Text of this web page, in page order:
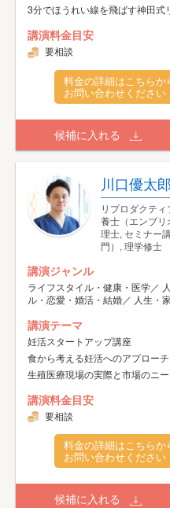
3分でほうれい線を飛ばす神田式
講演料金目安
要相談
料金の詳細はこちらか
お問い合わせください
候補に入れる
川口優太郎
リプロダクテ
養士（エンブ
理士, セミナー
門）, 理学修士
講演ジャンル
ライフスタイル・健康・医学／
ル・恋愛・婚活・結婚／ 人生・
講演テーマ
妊活スタートアップ講座
食から考える妊活へのアプローチ
生殖医療現場の実際と市場のニ
講演料金目安
要相談
料金の詳細はこちらか
お問い合わせください
候補に入れる